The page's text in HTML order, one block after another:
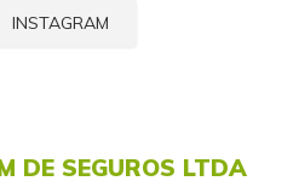
INSTAGRAM
DE SEGUROS LTDA